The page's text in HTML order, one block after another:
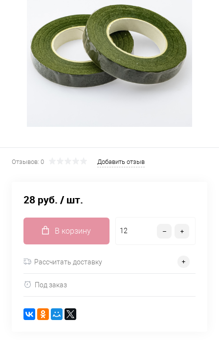
Отзывов: 0 Добавить отзыв
28 руб. / шт.
В корзину
Рассчитать доставку
Под заказ